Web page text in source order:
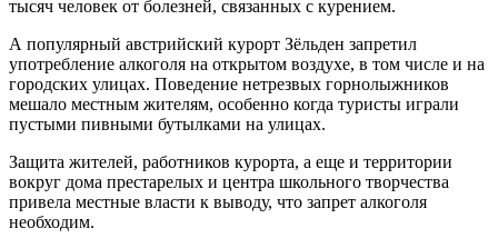
тысяч человек от болезней, связанных с курением.
А популярный австрийский курорт Зёльден запретил
употребление алкоголя на открытом воздухе, в том числе и на
городских улицах. Поведение нетрезвых горнолыжников
мешало местным жителям, особенно когда туристы играли
пустыми пивными бутылками на улицах.
Защита жителей, работников курорта, а еще и территории
вокруг дома престарелых и центра школьного творчества
привела местные власти к выводу, что запрет алкоголя
необходим.